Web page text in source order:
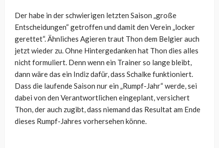
Der habe in der schwierigen letzten Saison „große
Entscheidungen“ getroffen und damit den Verein „locker
gerettet“. Ähnliches Agieren traut Thon dem Belgier auch
jetzt wieder zu. Ohne Hintergedanken hat Thon dies alles
nicht formuliert. Denn wenn ein Trainer so lange bleibt,
dann wäre das ein Indiz dafür, dass Schalke funktioniert.
Dass die laufende Saison nur ein „Rumpf-Jahr“ werde, sei
dabei von den Verantwortlichen eingeplant, versichert
Thon, der auch zugibt, dass niemand das Resultat am Ende
dieses Rumpf-Jahres vorhersehen könne.